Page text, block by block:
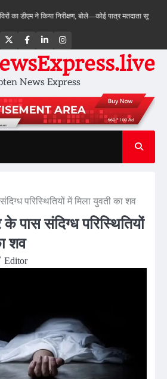
ने किया निरीक्षण, बोले—कोई पात्र मतदाता सूची से न छूटे…
TwitterFacebookLinkedInInstagram
News Express
परिस्थितियों में मिला युवती का शव
पास संदिग्ध परिस्थितियों
शव
Editor